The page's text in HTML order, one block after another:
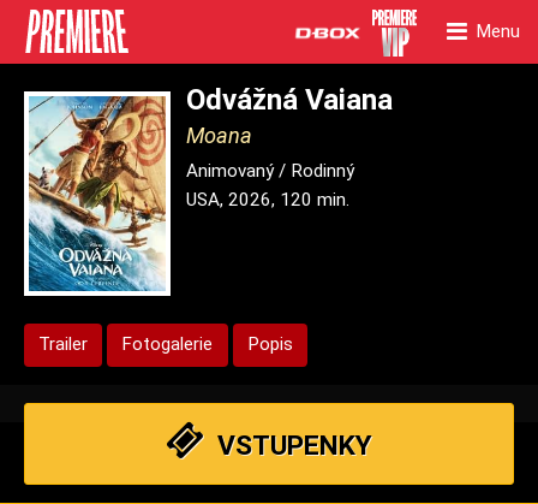
Menu
Odvážná Vaiana
Moana
Animovaný / Rodinný
USA, 2026, 120 min.
Trailer Fotogalerie Popis
VSTUPENKY